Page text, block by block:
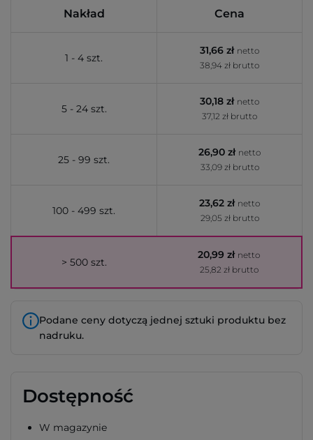
Nakład Cena
1 - 4 szt.
31,66 zł netto
38,94 zł brutto
5 - 24 szt.
30,18 zł netto
37,12 zł brutto
25 - 99 szt.
26,90 zł netto
33,09 zł brutto
100 - 499 szt.
23,62 zł netto
29,05 zł brutto
> 500 szt.
20,99 zł netto
25,82 zł brutto
Podane ceny dotyczą jednej sztuki produktu bez
nadruku.
Dostępność
W magazynie